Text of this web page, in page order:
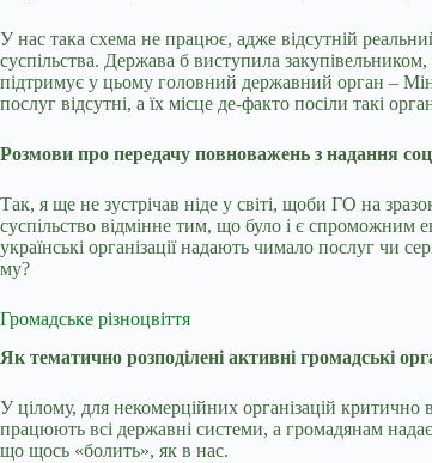
У нас така схема не працює, адже відсутній
суспільства. Держава б виступила
підтримує у цьому головний державний орган –
послуг відсутні, а їх місце де-факто посіли такі
Розмови про передачу повноважень з надання
Так, я ще не зустрічав ніде у світі, щоби ГО на
суспільство відмінне тим, що було і є спроможним
українські організації надають чимало послуг чи
му?
Громадське різноцвіття
Як тематично розподілені активні громадські
У цілому, для некомерційних організацій критично
працюють всі державні системи, а громадянам
що щось «болить», як в нас.